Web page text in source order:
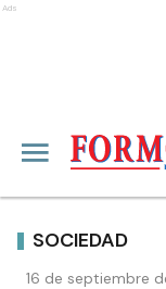
Ads
SOCIEDAD
16 de septiembre